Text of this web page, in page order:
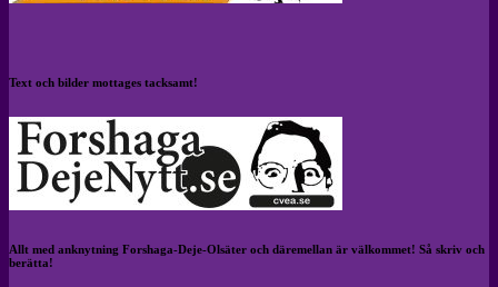
Text och bilder mottages tacksamt!
Allt med anknytning Forshaga-Deje-Olsäter och däremellan är välkommet! Så skriv och
berätta!